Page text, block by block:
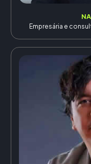
Empresária e